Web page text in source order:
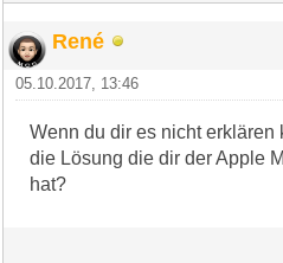
René
05.10.2017, 13:46
Wenn du dir es nicht erklären
die Lösung die dir der Apple
hat?